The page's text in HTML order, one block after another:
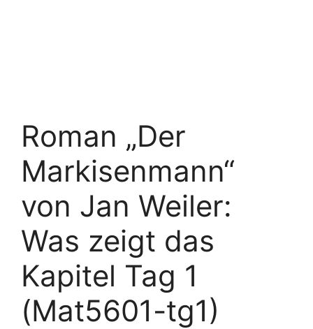
Roman „Der
Markisenmann“
von Jan Weiler:
Was zeigt das
Kapitel Tag 1
(Mat5601-tg1)